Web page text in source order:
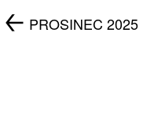
PROSINEC 2025